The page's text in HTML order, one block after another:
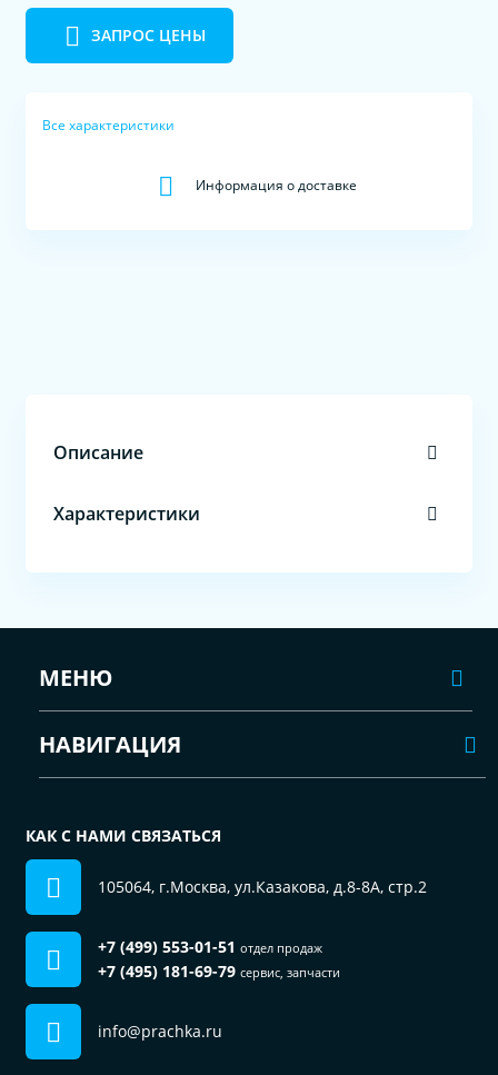
ЗАПРОС ЦЕНЫ
Все характеристики
Информация о доставке
Описание
Характеристики
МЕНЮ
НАВИГАЦИЯ
КАК С НАМИ СВЯЗАТЬСЯ
105064, г.Москва, ул.Казакова, д.8-8А, стр.2
+7 (499) 553-01-51 отдел продаж
+7 (495) 181-69-79 сервис, запчасти
info@prachka.ru